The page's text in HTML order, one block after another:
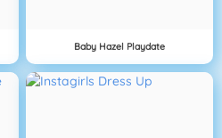
Baby Hazel Playdate